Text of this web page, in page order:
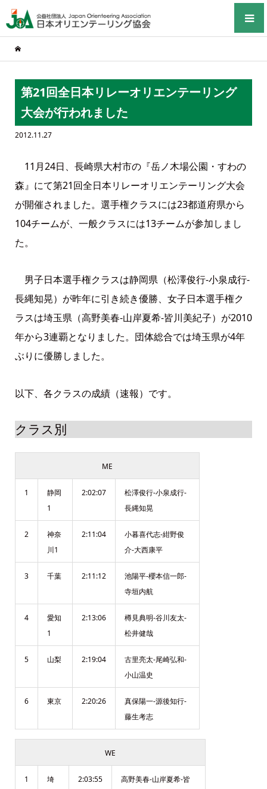
第21回全日本リレーオリエンテーリング
大会が行われました
2012.11.27
11月24日、長崎県大村市の『岳ノ木場公園・すわの
森』にて第21回全日本リレーオリエンテーリング大会
が開催されました。選手権クラスには23都道府県から
104チームが、一般クラスには13チームが参加しまし
た。
男子日本選手権クラスは静岡県（松澤俊行-小泉成行-
長縄知晃）が昨年に引き続き優勝、女子日本選手権ク
ラスは埼玉県（高野美春-山岸夏希-皆川美紀子）が2010
年から3連覇となりました。団体総合では埼玉県が4年
ぶりに優勝しました。
以下、各クラスの成績（速報）です。
クラス別
ME
1
静岡
1
2:02:07
松澤俊行-小泉成行-
長縄知晃
2
神奈
川1
2:11:04
小暮喜代志-紺野俊
介-大西康平
3 千葉 2:11:12
池陽平-櫻本信一郎-
寺垣内航
4
愛知
1
2:13:06
樽見典明-谷川友太-
松井健哉
5 山梨 2:19:04
古里亮太-尾崎弘和-
小山温史
6 東京 2:20:26
真保陽一-源後知行-
藤生考志
WE
1
埼
2:03:55
高野美春-山岸夏希-皆